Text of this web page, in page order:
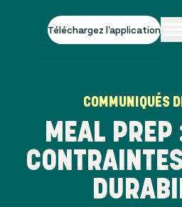
Téléchargez l'application
COMMUNIQUÉS
MEAL PREP